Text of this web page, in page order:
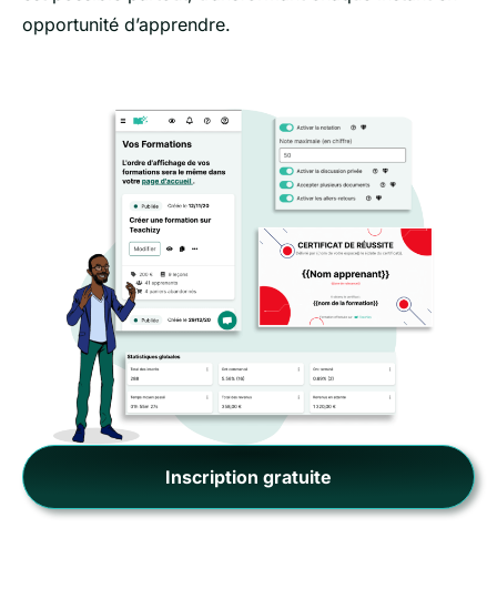
Inscription gratuite
opportunité d’apprendre.